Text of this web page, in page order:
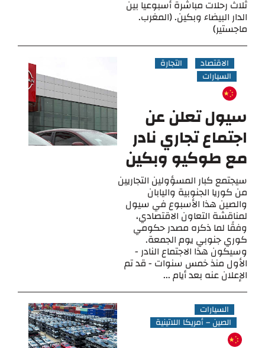
ثلاث رحلات مباشرة أسبوعيا بين
الدار البيضاء وبكين. (المغرب.
ماجستير)
الاقتصاد
التجارة
السيارات
سيول تعلن عن
اجتماع تجاري نادر
مع طوكيو وبكين
سيجتمع كبار المسؤولين التجاريين
من كوريا الجنوبية واليابان
والصين هذا الأسبوع في سيول
لمناقشة التعاون الاقتصادي،
وفقًا لما ذكره مصدر حكومي
كوري جنوبي يوم الجمعة.
وسيكون هذا الاجتماع النادر -
الأول منذ خمس سنوات - قد تم
الإعلان عنه بعد أيام ...
السيارات
الصين – أمريكا اللاتينية